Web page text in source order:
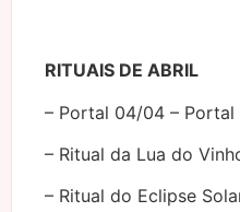
RITUAIS DE ABRIL
– Portal 04/04 – Portal
– Ritual da Lua do
– Ritual do Eclipse